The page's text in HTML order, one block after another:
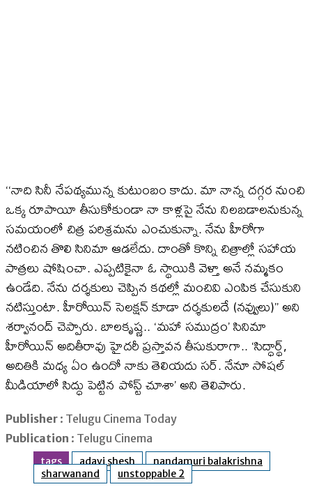
‘‘నాది సినీ నేపథ్యమున్న కుటుంబం కాదు. మా నాన్న దగ్గర నుంచి
ఒక్క రూపాయీ తీసుకోకుండా నా కాళ్లపై నేను నిలబడాలనుకున్న
సమయంలో చిత్ర పరిశ్రమను ఎంచుకున్నా. నేను హీరోగా
నటించిన తొలి సినిమా ఆడలేదు. దాంతో కొన్ని చిత్రాల్లో సహాయ
పాత్రలు షోషించా. ఎప్పటికైనా ఓ స్థాయికి వెళ్తా అనే నమ్మకం
ఉండేది. నేను దర్శకులు చెప్పిన కథల్లో మంచివి ఎంపిక చేసుకుని
నటిస్తుంటా. హీరోయిన్‌ సెలక్షన్‌ కూడా దర్శకులదే (నవ్వులు)’’ అని
శర్వానంద్‌ చెప్పారు. బాలకృష్ణ.. ‘మహా సముద్రం’ సినిమా
హీరోయిన్‌ అదితీరావు హైదరీ ప్రస్తావన తీసుకురాగా.. ‘సిద్ధార్థ్‌,
అదితికి మధ్య ఏం ఉందో నాకు తెలియదు సర్‌. నేనూ సోషల్‌
మీడియాలో సిద్ధు పెట్టిన పోస్ట్‌ చూశా’ అని తెలిపారు.
Publisher : Telugu Cinema Today
Publication : Telugu Cinema
tags adavi shesh
nandamuri balakrishna
sharwanand
unstoppable 2